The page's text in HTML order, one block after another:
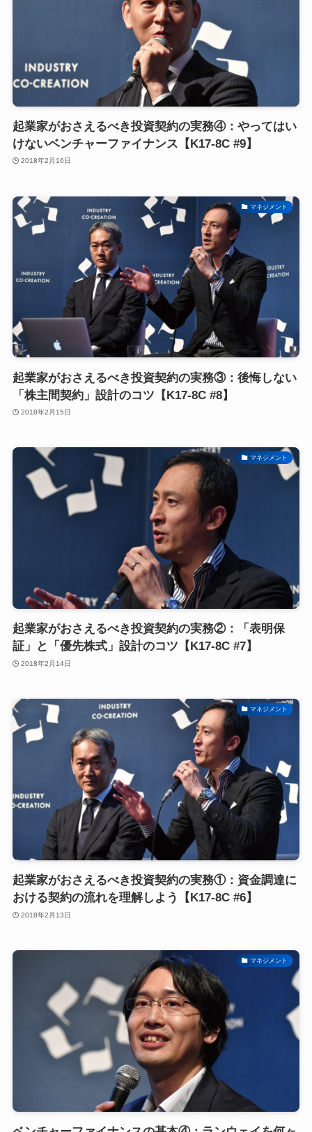
起業家がおさえるべき投資契約の実務④：やってはい
けないベンチャーファイナンス【K17-8C #9】
2018年2月16日
マネジメント
起業家がおさえるべき投資契約の実務③：後悔しない
「株主間契約」設計のコツ【K17-8C #8】
2018年2月15日
マネジメント
起業家がおさえるべき投資契約の実務②：「表明保
証」と「優先株式」設計のコツ【K17-8C #7】
2018年2月14日
マネジメント
起業家がおさえるべき投資契約の実務①：資金調達に
おける契約の流れを理解しよう【K17-8C #6】
2018年2月13日
マネジメント